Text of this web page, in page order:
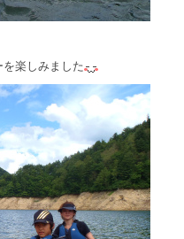
楽しみました